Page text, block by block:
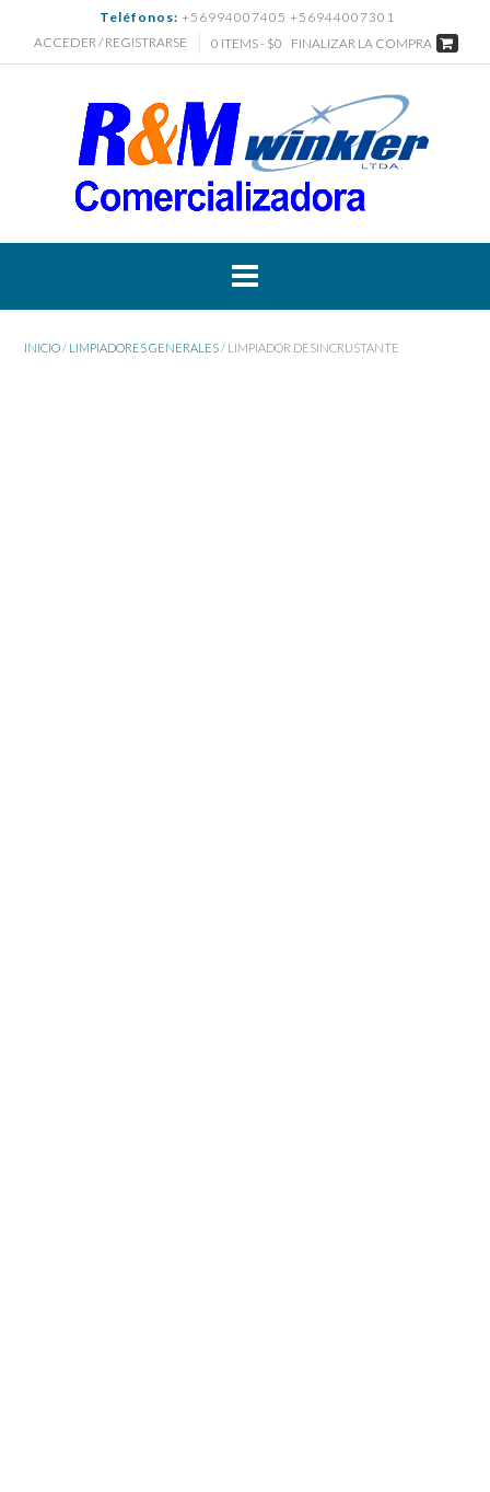
contenido
Teléfonos: +56994007405 +56944007301
ACCEDER / REGISTRARSE
0 ITEMS - $0 FINALIZAR LA COMPRA
INICIO/ LIMPIADORES GENERALES/ LIMPIADOR DESINCRUSTANTE